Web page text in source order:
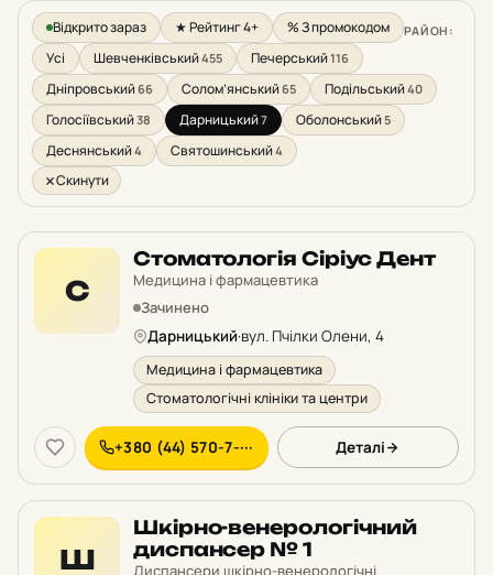
Відкрито зараз ★ Рейтинг 4+ % З промокодом РАЙОН:
Усі Шевченківський455 Печерський116
Дніпровський66 Солом’янський65 Подільський40
Голосіївський38 Дарницький7 Оболонський5
Деснянський4 Святошинський4
Скинути
С
Стоматологія Сіріус Дент
Медицина і фармацевтика
Зачинено
Дарницький·вул. Пчілки Олени, 4
Медицина і фармацевтика
Стоматологічні клініки та центри
+380 (44) 570-7-··· Деталі
Ш
Шкірно-венерологічний
диспансер № 1
Диспансери шкірно-венерологічні